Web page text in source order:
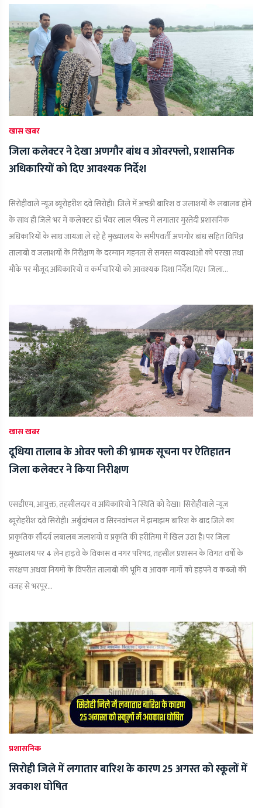
खास खबर
जिला कलेक्टर ने देखा अणगौर बांध व ओवरफ्लो, प्रशासनिक
अधिकारियों को दिए आवश्यक निर्देश
सिरोहीवाले न्यूज ब्यूरोहरीश दवे सिरोही। जिले में अच्छी बारिश व जलाशयों के लबालब होने
के साथ ही जिले भर में कलेक्टर डॉ भँवर लाल फील्ड में लगातार मुस्तेदी प्रशासनिक
अधिकारियों के साथ जायजा ले रहे है मुख्यालय के समीपवर्ती अणगोर बांध सहित विभिन्न
तालाबो व जलाशयों के निरीक्षण के दरम्यान गहनता से समस्त व्यवस्थाओ को परखा तथा
मौके पर मौजूद अधिकारियों व कर्मचारियों को आवश्यक दिशा निर्देश दिए। जिला...
खास खबर
दूधिया तालाब के ओवर फ्लो की भ्रामक सूचना पर ऐतिहातन
जिला कलेक्टर ने किया निरीक्षण
एसडीएम, आयुक्त, तहसीलदार व अधिकारियों ने स्थिति को देखा। सिरोहीवाले न्यूज
ब्यूरोहरीश दवे सिरोही। अर्बुदांचल व सिरनवांचल में झमाझम बारिश के बाद जिले का
प्राकृतिक सौंदर्य लबालब जलाशयों व प्रकृति की हरीतिमा में खिल उठा है।पर जिला
मुख्यालय पर 4 लेन हाइवे के विकास व नगर परिषद, तहसील प्रशासन के विगत वर्षों के
सरंक्षण अथवा नियमो के विपरीत तालाबो की भूमि व आवक मार्गो को हड़पने व कब्जो की
वजह से भरपूर...
प्रशासनिक
सिरोही जिले में लगातार बारिश के कारण 25 अगस्त को स्कूलों में
अवकाश घोषित